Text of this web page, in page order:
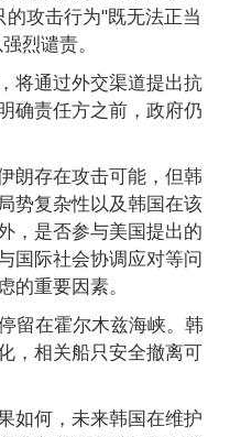
攻击行为"既无法正当
烈谴责。
将通过外交渠道提出抗
确责任方之前，政府仍
朗存在攻击可能，但韩
势复杂性以及韩国在该
，是否参与美国提出的
国际社会协调应对等问
的重要因素。
留在霍尔木兹海峡。韩
，相关船只安全撤离可
如何，未来韩国在维护